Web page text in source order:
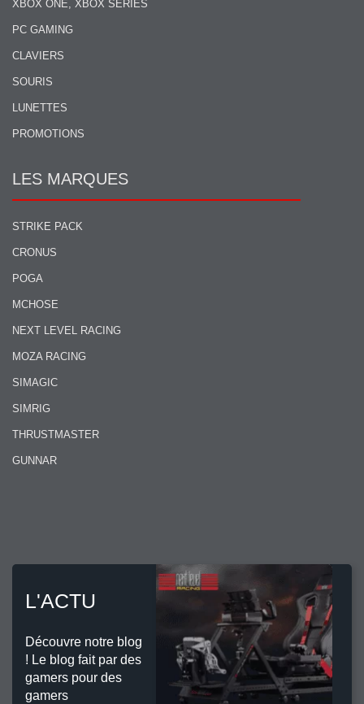
XBOX ONE, XBOX SERIES
PC GAMING
CLAVIERS
SOURIS
LUNETTES
PROMOTIONS
LES MARQUES
STRIKE PACK
CRONUS
POGA
MCHOSE
NEXT LEVEL RACING
MOZA RACING
SIMAGIC
SIMRIG
THRUSTMASTER
GUNNAR
L'ACTU
Découvre notre blog
! Le blog fait par des
gamers pour des
gamers